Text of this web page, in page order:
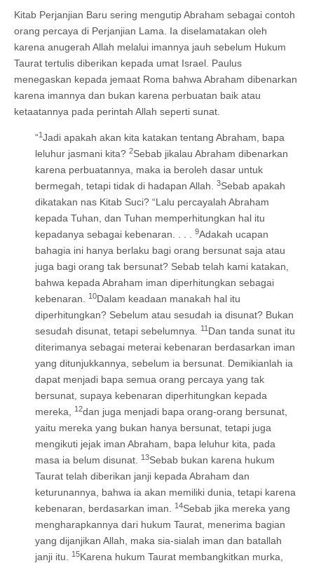
Kitab Perjanjian Baru sering mengutip Abraham sebagai contoh
orang percaya di Perjanjian Lama. Ia diselamatakan oleh
karena anugerah Allah melalui imannya jauh sebelum Hukum
Taurat tertulis diberikan kepada umat Israel. Paulus
menegaskan kepada jemaat Roma bahwa Abraham dibenarkan
karena imannya dan bukan karena perbuatan baik atau
ketaatannya pada perintah Allah seperti sunat.
“1Jadi apakah akan kita katakan tentang Abraham, bapa
leluhur jasmani kita? 2Sebab jikalau Abraham dibenarkan
karena perbuatannya, maka ia beroleh dasar untuk
bermegah, tetapi tidak di hadapan Allah.
3Sebab apakah
dikatakan nas Kitab Suci? “Lalu percayalah Abraham
kepada Tuhan, dan Tuhan memperhitungkan hal itu
kepadanya sebagai kebenaran. . . .
9Adakah ucapan
bahagia ini hanya berlaku bagi orang bersunat saja atau
juga bagi orang tak bersunat? Sebab telah kami katakan,
bahwa kepada Abraham iman diperhitungkan sebagai
kebenaran.
10Dalam keadaan manakah hal itu
diperhitungkan? Sebelum atau sesudah ia disunat? Bukan
sesudah disunat, tetapi sebelumnya.
11 Dan tanda sunat itu
diterimanya sebagai meterai kebenaran berdasarkan iman
yang ditunjukkannya, sebelum ia bersunat. Demikianlah ia
dapat menjadi bapa semua orang percaya yang tak
bersunat, supaya kebenaran diperhitungkan kepada
mereka,
12dan juga menjadi bapa orang-orang bersunat,
yaitu mereka yang bukan hanya bersunat, tetapi juga
mengikuti jejak iman Abraham, bapa leluhur kita, pada
masa ia belum disunat.
13Sebab bukan karena hukum
Taurat telah diberikan janji kepada Abraham dan
keturunannya, bahwa ia akan memiliki dunia, tetapi karena
kebenaran, berdasarkan iman.
14Sebab jika mereka yang
mengharapkannya dari hukum Taurat, menerima bagian
yang dijanjikan Allah, maka sia-sialah iman dan batallah
janji itu.
15Karena hukum Taurat membangkitkan murka,